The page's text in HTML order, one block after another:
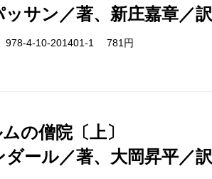
ッサン／著、新庄嘉章／訳
978-4-10-201401-1 781円
の僧院〔上〕
ダール／著、大岡昇平／訳